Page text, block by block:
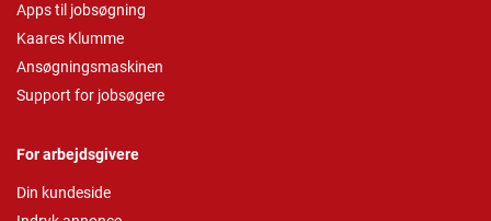
Apps til jobsøgning
Kaares Klumme
Ansøgningsmaskinen
Support for jobsøgere
For arbejdsgivere
Din kundeside